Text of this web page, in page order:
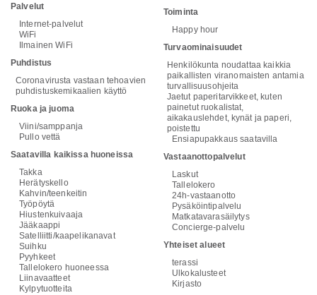
Palvelut
Internet-palvelut
WiFi
Ilmainen WiFi
Puhdistus
Coronavirusta vastaan tehoavien
puhdistuskemikaalien käyttö
Ruoka ja juoma
Viini/samppanja
Pullo vettä
Saatavilla kaikissa huoneissa
Takka
Herätyskello
Kahvin/teenkeitin
Työpöytä
Hiustenkuivaaja
Jääkaappi
Satelliitti/kaapelikanavat
Suihku
Pyyhkeet
Tallelokero huoneessa
Liinavaatteet
Kylpytuotteita
Toiminta
Happy hour
Turvaominaisuudet
Henkilökunta noudattaa kaikkia
paikallisten viranomaisten antamia
turvallisuusohjeita
Jaetut paperitarvikkeet, kuten
painetut ruokalistat,
aikakauslehdet, kynät ja paperi,
poistettu
Ensiapupakkaus saatavilla
Vastaanottopalvelut
Laskut
Tallelokero
24h-vastaanotto
Pysäköintipalvelu
Matkatavarasäilytys
Concierge-palvelu
Yhteiset alueet
terassi
Ulkokalusteet
Kirjasto